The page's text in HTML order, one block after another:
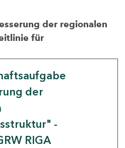
der regionalen
für
der
-
RIGA